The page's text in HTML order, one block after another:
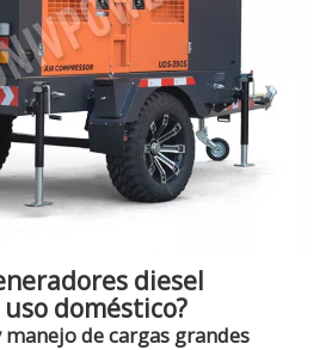
diesel
doméstico?
manejo de cargas grandes